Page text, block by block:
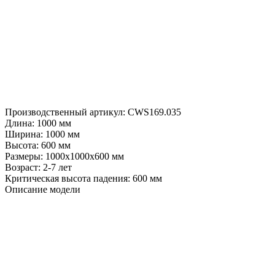
Производственный артикул: CWS169.035
Длина: 1000 мм
Ширина: 1000 мм
Высота: 600 мм
Размеры: 1000х1000х600 мм
Возраст: 2-7 лет
Критическая высота падения: 600 мм
Описание модели